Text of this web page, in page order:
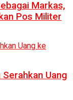
Markas,
Pos Militer
Uang